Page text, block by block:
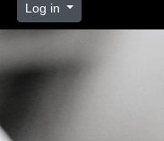
Log in